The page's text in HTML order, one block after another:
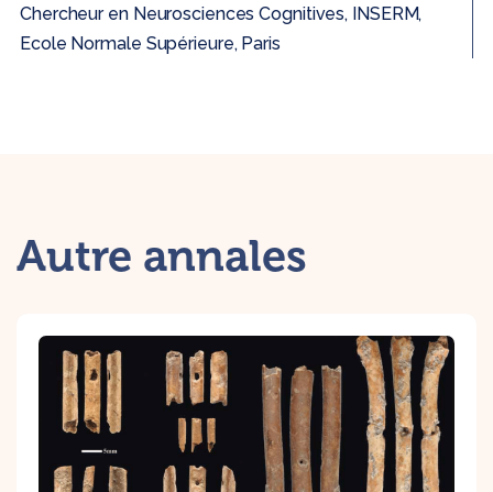
Chercheur en Neurosciences Cognitives, INSERM,
Ecole Normale Supérieure, Paris
Autre annales